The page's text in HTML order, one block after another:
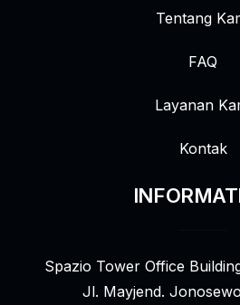
Tentang
FAQ
Layanan
Kontak
Spazio Tower Office
Jl. Mayjend.